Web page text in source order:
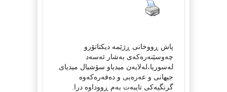
پاش ڕووخانی ڕژێمە دیکتاتۆرو
چەوسێنەرەکەی بەشار ئەسەد
لەسوریا،لەلایەن میدیاو سۆشیال میدیای
جیهانی و عەرەبی و دەفەرەکەوە
گرنگیەکی تایبەت بەم ڕووداوە درا.